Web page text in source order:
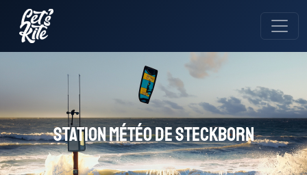
Station météo de Steckborn